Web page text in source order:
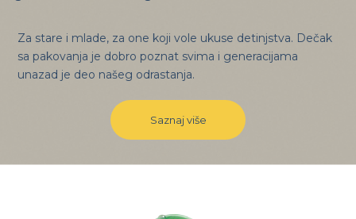
Za stare i mlade, za one koji vole ukuse detinjstva. Dečak
sa pakovanja je dobro poznat svima i generacijama
unazad je deo našeg odrastanja.
Saznaj više